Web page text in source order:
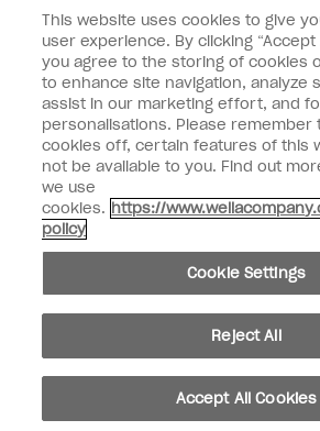
Informations clients
Connectez-Vous
facebookinstagramyoutube
Ne pas partager ou vendre des informations
Loi californienne sur la transparence des chaînes
© Copyright 2024, Wella Operations US LLC, Tous
This website uses cookies to give
user experience. By clicking “Accept
you agree to the storing of cookies
to enhance site navigation, analyze
assist in our marketing effort, and
personalisations. Please remember
cookies off, certain features of this
not be available to you. Find out
we use
cookies. https://
policy
Cookie Settings
Reject All
Accept All Cookies